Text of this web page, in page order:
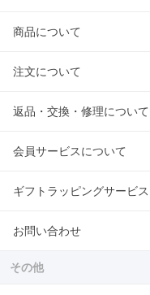
商品について
注文について
返品・交換・修理について
会員サービスについて
ギフトラッピングサービス
お問い合わせ
その他